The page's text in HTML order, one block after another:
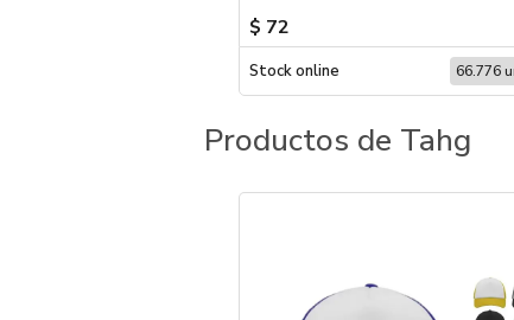
$ 72
Stock online 66.776
Productos de Tahg